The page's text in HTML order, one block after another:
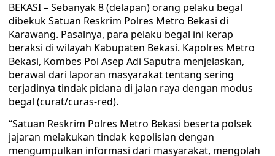
BEKASI – Sebanyak 8 (delapan) orang pelaku begal
dibekuk Satuan Reskrim Polres Metro Bekasi di
Karawang. Pasalnya, para pelaku begal ini kerap
beraksi di wilayah Kabupaten Bekasi. Kapolres Metro
Bekasi, Kombes Pol Asep Adi Saputra menjelaskan,
berawal dari laporan masyarakat tentang sering
terjadinya tindak pidana di jalan raya dengan modus
begal (curat/curas-red).
“Satuan Reskrim Polres Metro Bekasi beserta polsek
jajaran melakukan tindak kepolisian dengan
mengumpulkan informasi dari masyarakat, mengolah